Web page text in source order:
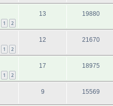
1 2
13 19880
1 2
12 21670
1 2
17 18975
9 15569